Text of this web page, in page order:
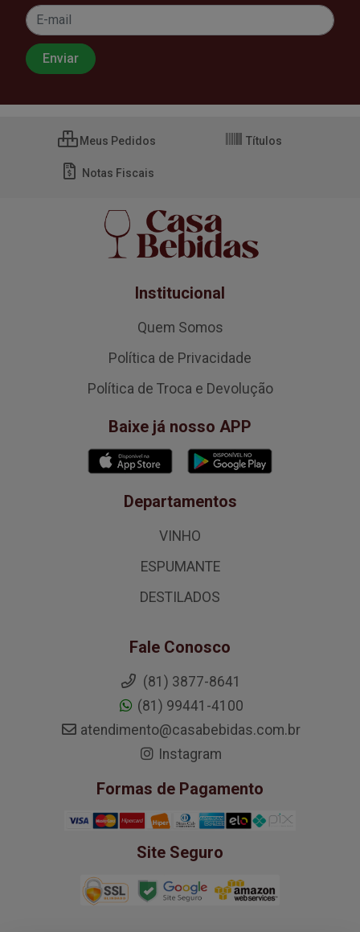
Meus Pedidos Títulos
Notas Fiscais
Institucional
Quem Somos
Política de Privacidade
Política de Troca e Devolução
Baixe já nosso APP
Departamentos
VINHO
ESPUMANTE
DESTILADOS
Fale Conosco
(81) 3877-8641
(81) 99441-4100
atendimento@casabebidas.com.br
Instagram
Formas de Pagamento
Site Seguro